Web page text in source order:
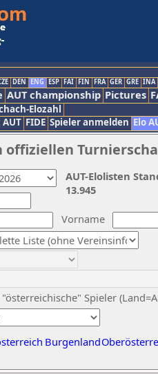
DEN ENG ESP FAI FIN FRA GER GRE INA
AUT championship Pictures
Elozahl
FIDE Spieler anmelden Elo
Vorname
Spieler
Burgenland
AUT-Elolisten
13.945